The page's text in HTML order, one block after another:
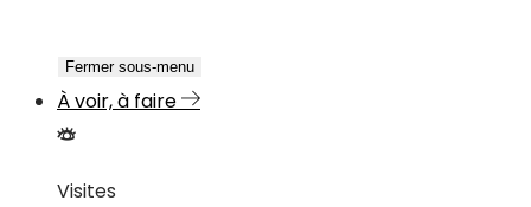
Fermer sous-menu
À voir, à faire
Visites